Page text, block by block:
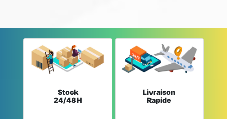
Stock
24/48H
Livraison
Rapide